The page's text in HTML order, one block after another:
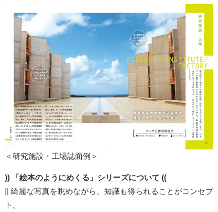
＜研究施設・工場誌面例＞
)) 「絵本のようにめくる」シリーズについて ((
|| 綺麗な写真を眺めながら、知識も得られることがコンセプ
ト。